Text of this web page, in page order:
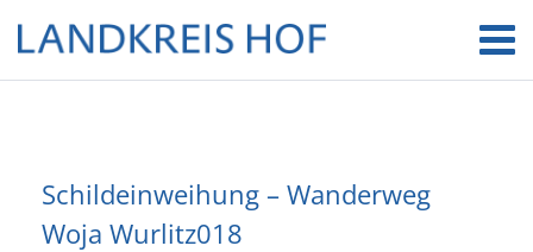
Schildeinweihung – Wanderweg
Woja Wurlitz018